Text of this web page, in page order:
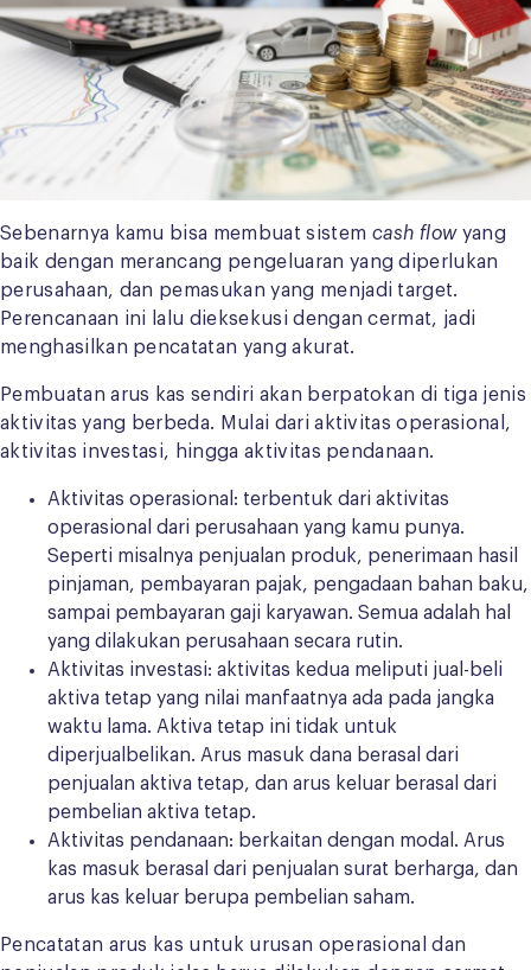
Sebenarnya kamu bisa membuat sistem cash flowyang
baik dengan merancang pengeluaran yang diperlukan
perusahaan, dan pemasukan yang menjadi target.
Perencanaan ini lalu dieksekusi dengan cermat, jadi
menghasilkan pencatatan yang akurat.
Pembuatan arus kas sendiri akan berpatokan di tiga jenis
aktivitas yang berbeda. Mulai dari aktivitas operasional,
aktivitas investasi, hingga aktivitas pendanaan.
Aktivitas operasional: terbentuk dari aktivitas
operasional dari perusahaan yang kamu punya.
Seperti misalnya penjualan produk, penerimaan hasil
pinjaman, pembayaran pajak, pengadaan bahan baku,
sampai pembayaran gaji karyawan. Semua adalah hal
yang dilakukan perusahaan secara rutin.
Aktivitas investasi: aktivitas kedua meliputi jual-beli
aktiva tetap yang nilai manfaatnya ada pada jangka
waktu lama. Aktiva tetap ini tidak untuk
diperjualbelikan. Arus masuk dana berasal dari
penjualan aktiva tetap, dan arus keluar berasal dari
pembelian aktiva tetap.
Aktivitas pendanaan: berkaitan dengan modal. Arus
kas masuk berasal dari penjualan surat berharga, dan
arus kas keluar berupa pembelian saham.
Pencatatan arus kas untuk urusan operasional dan